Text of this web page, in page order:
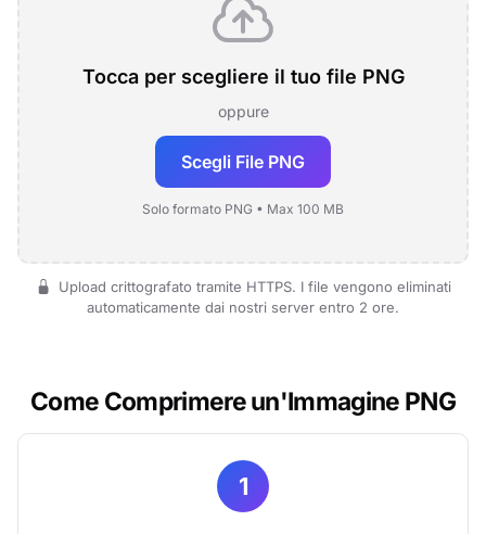
Tocca per scegliere il tuo file PNG
oppure
Scegli File PNG
Solo formato PNG • Max 100 MB
Upload crittografato tramite HTTPS. I file vengono eliminati
automaticamente dai nostri server entro 2 ore.
Come Comprimere un'Immagine PNG
1